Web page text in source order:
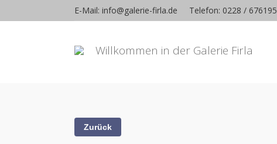
E-Mail: info@galerie-firla.de Telefon: 0228 / 676195
Willkommen in der Galerie Firla